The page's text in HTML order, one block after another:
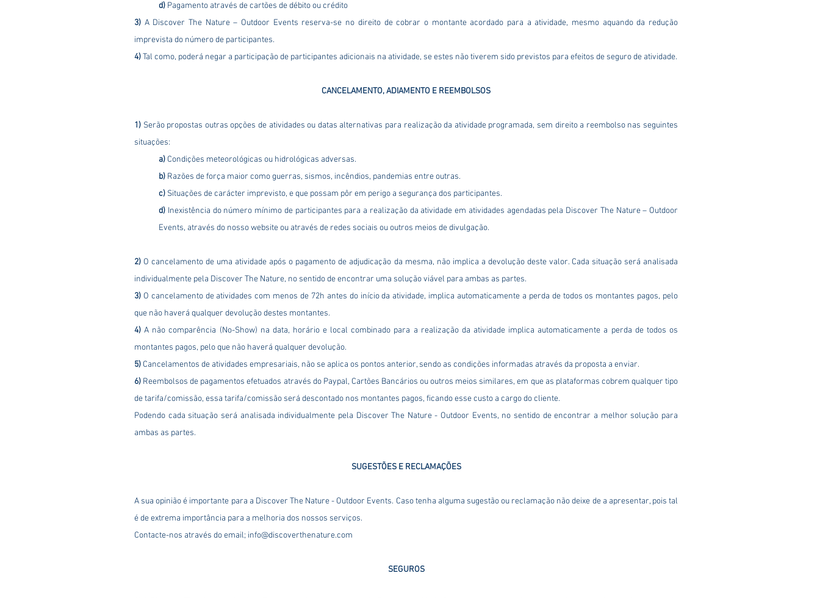
d) Pagamento através de cartões de débito ou crédito
3) A Discover The Nature – Outdoor Events reserva-se no direito de cobrar o montante acordado para a atividade, mesmo aquando da redução
imprevista do número de participantes.
4)Tal como, poderá negar a participação de participantes adicionais na atividade, se estes não tiverem sido previstos para efeitos de seguro de atividade.
CANCELAMENTO, ADIAMENTO E REEMBOLSOS
1) Serão propostas outras opções de atividades ou datas alternativas para realização da atividade programada, sem direito a reembolso nas seguintes
situações:
a) Condições meteorológicas ou hidrológicas adversas.
b) Razões de força maior como guerras, sismos, incêndios, pandemias entre outras.
c) Situações de carácter imprevisto, e que possam pôr em perigo a segurança dos participantes.
d) Inexistência do número mínimo de participantes para a realização da atividade em atividades agendadas pela Discover The Nature – Outdoor
Events, através do nosso website ou através de redes sociais ou outros meios de divulgação.
2) O cancelamento de uma atividade após o pagamento de adjudicação da mesma, não implica a devolução deste valor. Cada situação será analisada
individualmente pela Discover The Nature, no sentido de encontrar uma solução viável para ambas as partes.
3) O cancelamento de atividades com menos de 72h antes do início da atividade, implica automaticamente a perda de todos os montantes pagos, pelo
que não haverá qualquer devolução destes montantes.
4) A não comparência (No-Show) na data, horário e local combinado para a realização da atividade implica automaticamente a perda de todos os
montantes pagos, pelo que não haverá qualquer devolução.
​5) Cancelamentos de atividades empresariais, não se aplica os pontos anterior, sendo as condições informadas através da proposta a enviar.
6) Reembolsos de pagamentos efetuados através do Paypal, Cartões Bancários ou outros meios similares, em que as plataformas cobrem qualquer tipo
de tarifa/comissão, essa tarifa/comissão será descontado nos montantes pagos, ficando esse custo a cargo do cliente.
Podendo cada situação será analisada individualmente pela Discover The Nature - Outdoor Events, no sentido de encontrar a melhor solução para
ambas as partes.
SUGESTÕES E RECLAMAÇÕES
A sua opinião é importante para a Discover The Nature - Outdoor Events. Caso tenha alguma sugestão ou reclamação não deixe de a apresentar, pois tal
é de extrema importância para a melhoria dos nossos serviços.
Contacte-nos através do email; info@discoverthenature.com
SEGUROS